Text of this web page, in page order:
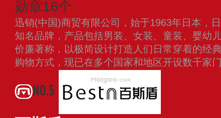
勋章16个
迅销(中国)商贸有限公司，始于1963年日本，
知名品牌，产品包括男装、女装、童装、婴幼
价廉著称，以极简设计打造人们日常穿着的经
购物方式，现已在多个国家和地区开设数千家
NO.5